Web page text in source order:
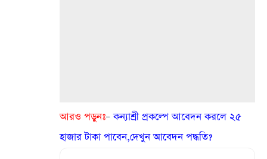
আরও পড়ুনঃ–কন্যাশ্রী প্রকল্পে আবেদন করলে ২৫
হাজার টাকা পাবেন,দেখুন আবেদন পদ্ধতি?